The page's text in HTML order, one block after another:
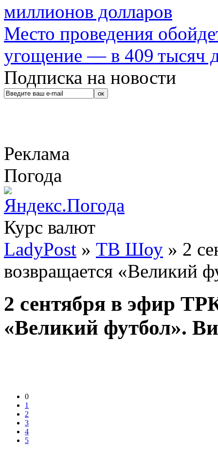
миллионов долларов
Место проведения
угощение — в 409 тысяч
Подписка на новости
Реклама
Погода
Курс валют
LadyPost » ТВ Шоу » 2
возвращается «Великий
2 сентября в эфир
«Великий футбол».
0
1
2
3
4
5